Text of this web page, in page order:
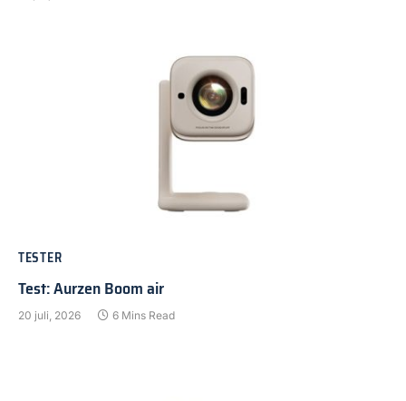
TESTER
Test: Aurzen Boom air
20 juli, 2026 6 Mins Read